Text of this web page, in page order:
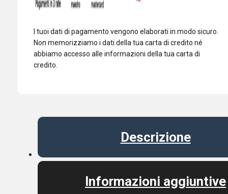
I tuoi dati di pagamento vengono elaborati in modo sicuro.
Non memorizziamo i dati della tua carta di credito né
abbiamo accesso alle informazioni della tua carta di
credito.
Descrizione
Informazioni aggiuntive